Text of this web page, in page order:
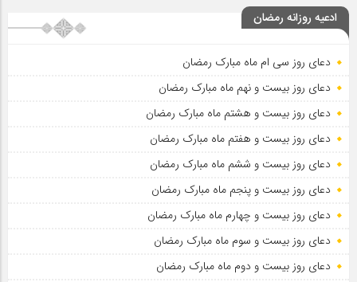
ادعیه روزانه رمضان
دعای روز سی ام ماه مبارک رمضان
دعای روز بیست و نهم ماه مبارک رمضان
دعای روز بیست و هشتم ماه مبارک رمضان
دعای روز بیست و هفتم ماه مبارک رمضان
دعای روز بیست و ششم ماه مبارک رمضان
دعای روز بیست و پنجم ماه مبارک رمضان
دعای روز بیست و چهارم ماه مبارک رمضان
دعای روز بیست و سوم ماه مبارک رمضان
دعای روز بیست و دوم ماه مبارک رمضان